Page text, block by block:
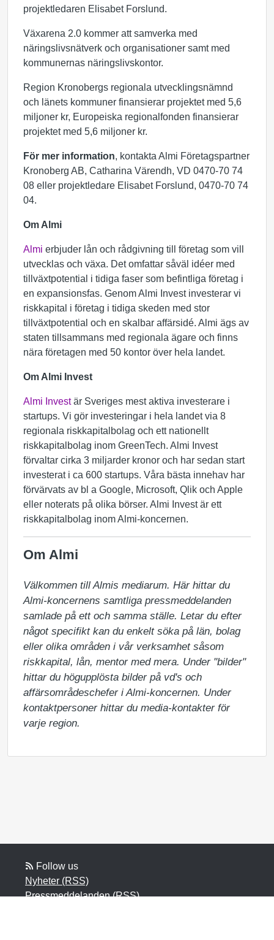
projektledaren Elisabet Forslund.
Växarena 2.0 kommer att samverka med
näringslivsnätverk och organisationer samt med
kommunernas näringslivskontor.
Region Kronobergs regionala utvecklingsnämnd
och länets kommuner finansierar projektet med 5,6
miljoner kr, Europeiska regionalfonden finansierar
projektet med 5,6 miljoner kr.
För mer information, kontakta Almi Företagspartner
Kronoberg AB, Catharina Värendh, VD 0470-70 74
08 eller projektledare Elisabet Forslund, 0470-70 74
04.
Om Almi
Almi erbjuder lån och rådgivning till företag som vill
utvecklas och växa. Det omfattar såväl idéer med
tillväxtpotential i tidiga faser som befintliga företag i
en expansionsfas. Genom Almi Invest investerar vi
riskkapital i företag i tidiga skeden med stor
tillväxtpotential och en skalbar affärsidé. Almi ägs av
staten tillsammans med regionala ägare och finns
nära företagen med 50 kontor över hela landet.
Om Almi Invest
Almi Investär Sveriges mest aktiva investerare i
startups. Vi gör investeringar i hela landet via 8
regionala riskkapitalbolag och ett nationellt
riskkapitalbolag inom GreenTech. Almi Invest
förvaltar cirka 3 miljarder kronor och har sedan start
investerat i ca 600 startups. Våra bästa innehav har
förvärvats av bl a Google, Microsoft, Qlik och Apple
eller noterats på olika börser. Almi Invest är ett
riskkapitalbolag inom Almi-koncernen.
Om Almi
Välkommen till Almis mediarum. Här hittar du
Almi-koncernens samtliga pressmeddelanden
samlade på ett och samma ställe. Letar du efter
något specifikt kan du enkelt söka på län, bolag
eller olika områden i vår verksamhet såsom
riskkapital, lån, mentor med mera. Under "bilder"
hittar du högupplösta bilder på vd's och
affärsområdeschefer i Almi-koncernen. Under
kontaktpersoner hittar du media-kontakter för
varje region.
Follow us
Nyheter (RSS)
Pressmeddelanden (RSS)